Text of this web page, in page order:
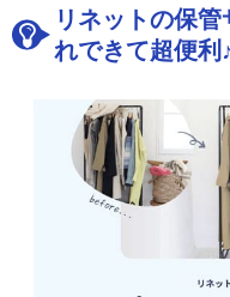
リネットの保
れできて超便利♪